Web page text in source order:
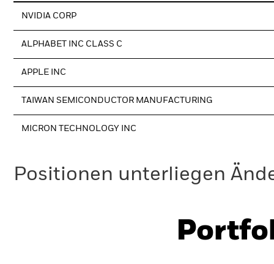
NVIDIA CORP
ALPHABET INC CLASS C
APPLE INC
TAIWAN SEMICONDUCTOR MANUFACTURING
MICRON TECHNOLOGY INC
Positionen unterliegen